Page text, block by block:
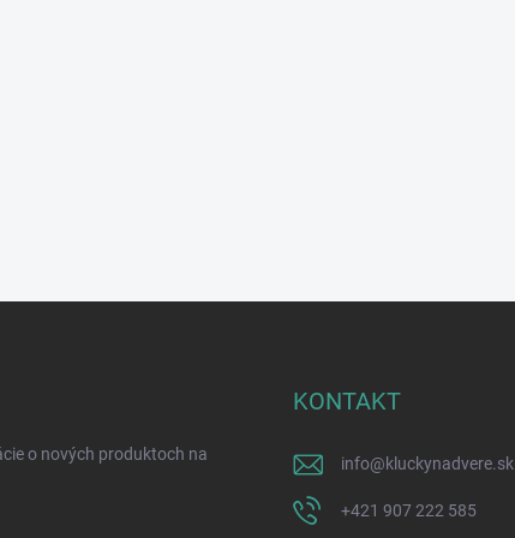
o nových produktoch na
KONTAKT
info@kluckynadvere.sk
+421 907 222 585